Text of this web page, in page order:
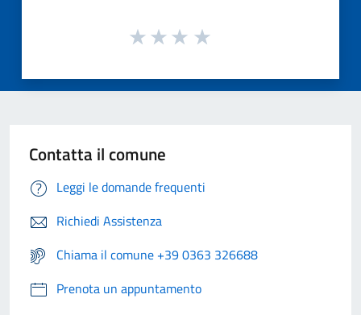
Contatta il comune
Leggi le domande frequenti
Richiedi Assistenza
Chiama il comune +39 0363 326688
Prenota un appuntamento